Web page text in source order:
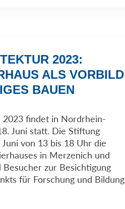
2023:
ALS VORBILD
BAUEN
2023 findet in Nordrhein-
Juni statt. Die Stiftung
von 13 bis 18 Uhr die
in Merzenich und
zur Besichtigung
für Forschung und Bildung